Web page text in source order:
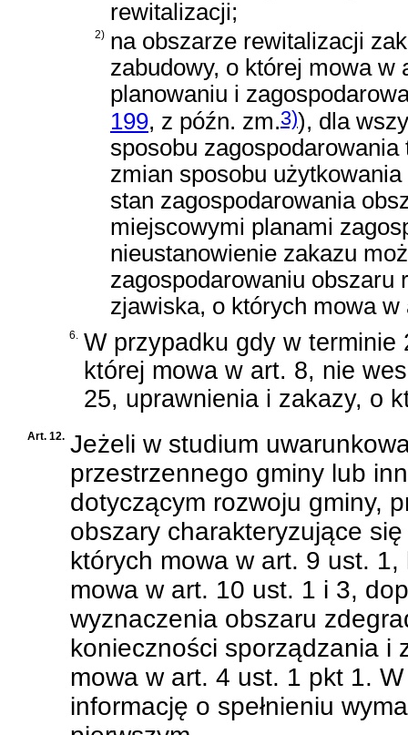
rewitalizacji;
2) na obszarze rewitalizacji
zabudowy, o której mowa w
planowaniu i
199, z późn. zm.3)), dla
sposobu
zmian sposobu
stan zagospodarowania
miejscowymi planami
nieustanowienie zakazu
zagospodarowaniu obszaru
zjawiska, o których mowa w
6. W przypadku gdy w terminie
której mowa w art. 8, nie
25, uprawnienia i zakazy, o
Art. 12. Jeżeli w studium
przestrzennego gminy lub
dotyczącym rozwoju gminy,
obszary charakteryzujące
których mowa w art. 9 ust.
mowa w art. 10 ust. 1 i 3,
wyznaczenia obszaru
konieczności sporządzania i
mowa w art. 4 ust. 1 pkt 1.
informację o spełnieniu